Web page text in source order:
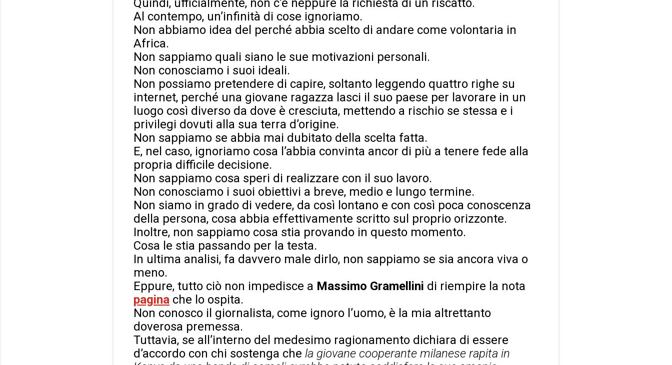
Quindi, ufficialmente, non c’è neppure la richiesta di un riscatto.
Al contempo, un’infinità di cose ignoriamo.
Non abbiamo idea del perché abbia scelto di andare come volontaria in
Africa.
Non sappiamo quali siano le sue motivazioni personali.
Non conosciamo i suoi ideali.
Non possiamo pretendere di capire, soltanto leggendo quattro righe su
internet, perché una giovane ragazza lasci il suo paese per lavorare in un
luogo così diverso da dove è cresciuta, mettendo a rischio se stessa e i
privilegi dovuti alla sua terra d’origine.
Non sappiamo se abbia mai dubitato della scelta fatta.
E, nel caso, ignoriamo cosa l’abbia convinta ancor di più a tenere fede alla
propria difficile decisione.
Non sappiamo cosa speri di realizzare con il suo lavoro.
Non conosciamo i suoi obiettivi a breve, medio e lungo termine.
Non siamo in grado di vedere, da così lontano e con così poca conoscenza
della persona, cosa abbia effettivamente scritto sul proprio orizzonte.
Inoltre, non sappiamo cosa stia provando in questo momento.
Cosa le stia passando per la testa.
In ultima analisi, fa davvero male dirlo, non sappiamo se sia ancora viva o
meno.
Eppure, tutto ciò non impedisce a Massimo Gramellini di riempire la nota
pagina che lo ospita.
Non conosco il giornalista, come ignoro l’uomo, è la mia altrettanto
doverosa premessa.
Tuttavia, se all’interno del medesimo ragionamento dichiara di essere
d’accordo con chi sostenga che la giovane cooperante milanese rapita in